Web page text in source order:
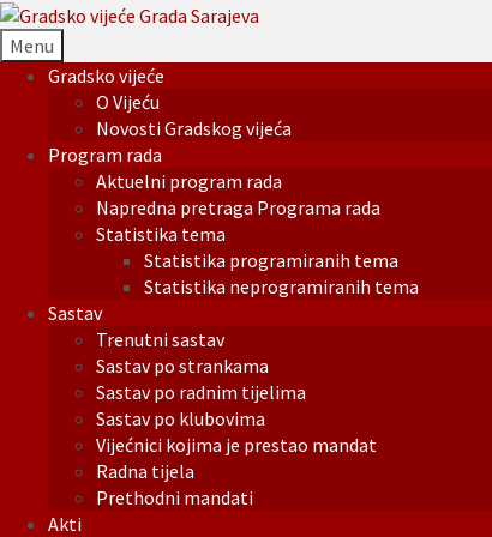
Menu
Gradsko vijeće
O Vijeću
Novosti Gradskog vijeća
Program rada
Aktuelni program rada
Napredna pretraga Programa rada
Statistika tema
Statistika programiranih tema
Statistika neprogramiranih tema
Sastav
Trenutni sastav
Sastav po strankama
Sastav po radnim tijelima
Sastav po klubovima
Vijećnici kojima je prestao mandat
Radna tijela
Prethodni mandati
Akti